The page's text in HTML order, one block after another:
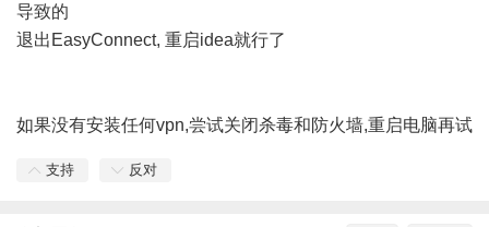
导致的
退出EasyConnect, 重启idea就行了
如果没有安装任何vpn,尝试关闭杀毒和防火墙,重启电脑再试
支持 反对